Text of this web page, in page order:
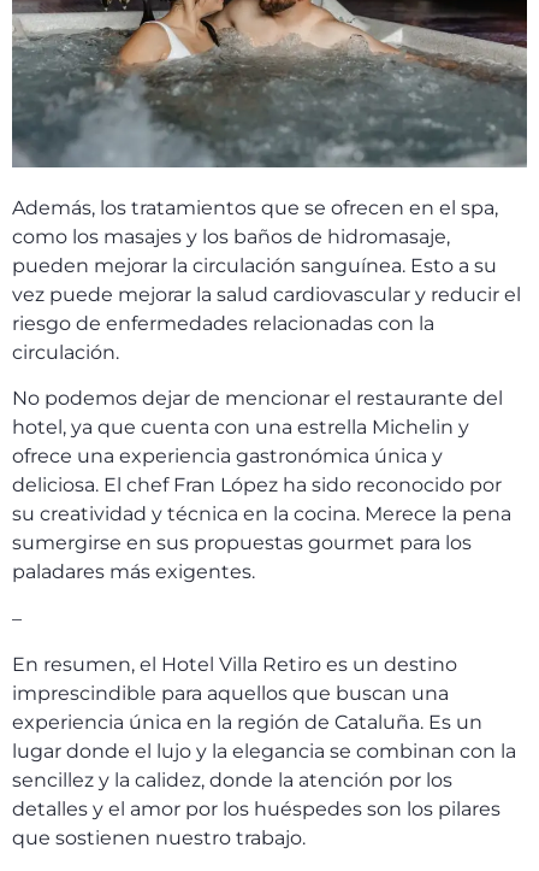
Además, los tratamientos que se ofrecen en el spa,
como los masajes y los baños de hidromasaje,
pueden mejorar la circulación sanguínea. Esto a su
vez puede mejorar la salud cardiovascular y reducir el
riesgo de enfermedades relacionadas con la
circulación.
No podemos dejar de mencionar el restaurante del
hotel, ya que cuenta con una estrella Michelin y
ofrece una experiencia gastronómica única y
deliciosa. El chef Fran López ha sido reconocido por
su creatividad y técnica en la cocina. Merece la pena
sumergirse en sus propuestas gourmet para los
paladares más exigentes.
–
En resumen, el Hotel Villa Retiro es un destino
imprescindible para aquellos que buscan una
experiencia única en la región de Cataluña. Es un
lugar donde el lujo y la elegancia se combinan con la
sencillez y la calidez, donde la atención por los
detalles y el amor por los huéspedes son los pilares
que sostienen nuestro trabajo.